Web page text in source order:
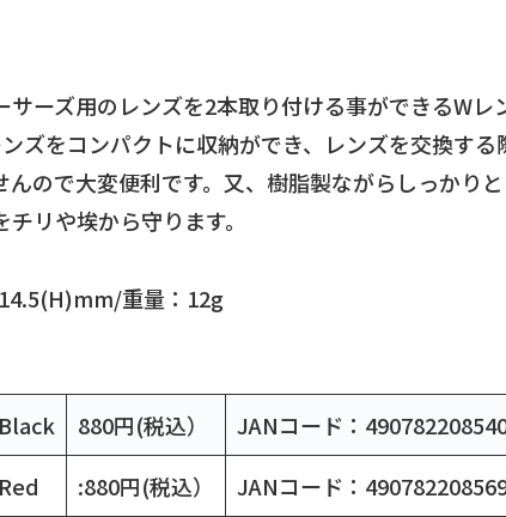
サーズ用のレンズを2本取り付ける事ができるW
ズをコンパクトに収納ができ、レンズを交換す
んので大変便利です。又、樹脂製ながらしっかりと
リや埃から守ります。
重量：12g
Black 880円(税込）
JANコード：
Red :880円(税込） JANコード：